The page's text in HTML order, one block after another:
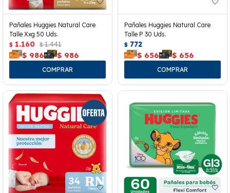
Pañales Huggies Natural Care
Talle Xxg 50 Uds.
$ 1.160 $ 1.441
$ 986 $ 986
Pañales Huggies Natural Care
Talle P 30 Uds.
$ 772
$ 656 $ 656